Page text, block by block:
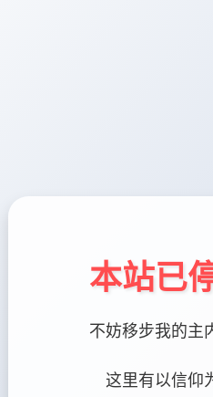
本站已
不妨移步我的主
这里有以信仰